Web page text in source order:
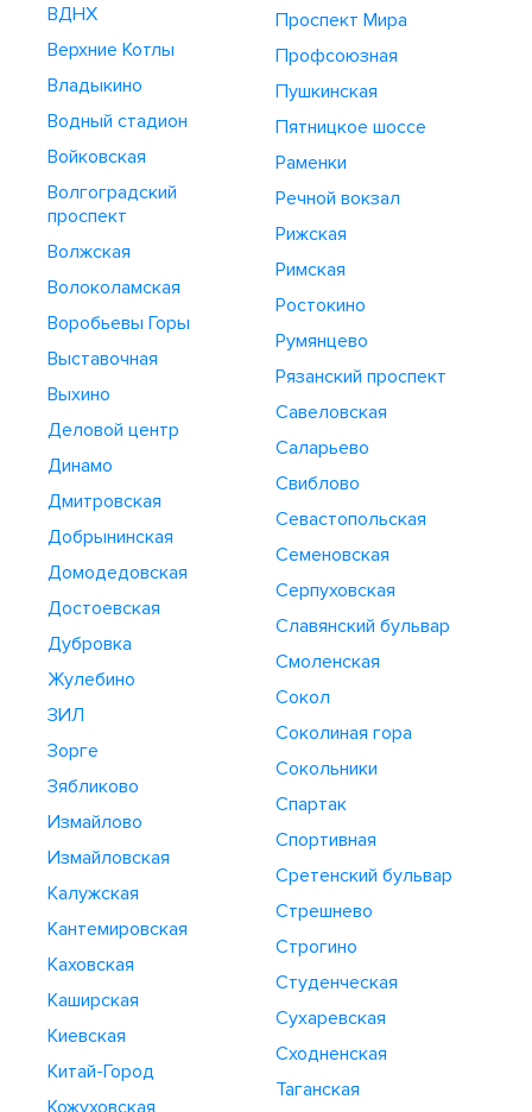
ВДНХ
Верхние Котлы
Владыкино
Водный стадион
Войковская
Волгоградский
проспект
Волжская
Волоколамская
Воробьевы Горы
Выставочная
Выхино
Деловой центр
Динамо
Дмитровская
Добрынинская
Домодедовская
Достоевская
Дубровка
Жулебино
ЗИЛ
Зорге
Зябликово
Измайлово
Измайловская
Калужская
Кантемировская
Каховская
Каширская
Киевская
Китай-Город
Проспект Мира
Профсоюзная
Пушкинская
Пятницкое шоссе
Раменки
Речной вокзал
Рижская
Римская
Ростокино
Румянцево
Рязанский проспект
Савеловская
Саларьево
Свиблово
Севастопольская
Семеновская
Серпуховская
Славянский бульвар
Смоленская
Сокол
Соколиная гора
Сокольники
Спартак
Спортивная
Сретенский бульвар
Стрешнево
Строгино
Студенческая
Сухаревская
Сходненская
Таганская